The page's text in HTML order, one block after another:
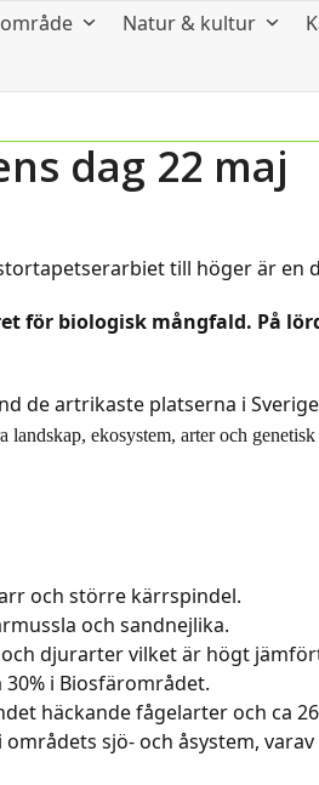
Natur & kultur
dag 22 maj
till höger är en
för biologisk mångfald. På
de artrikaste platserna i
ekosystem, arter och
och större kärrspindel.
och sandnejlika.
djurarter vilket är högt
i Biosfärområdet.
häckande fågelarter och ca
sjö- och åsystem,